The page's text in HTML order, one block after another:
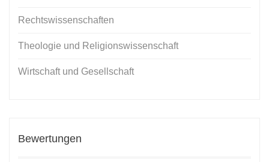
Rechtswissenschaften
Theologie und Religionswissenschaft
Wirtschaft und Gesellschaft
Bewertungen